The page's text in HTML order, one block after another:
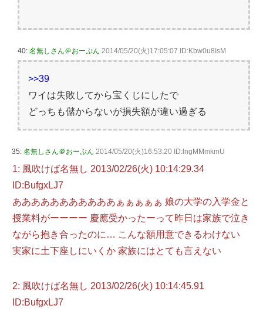
40: 名無しさん＠おーぷん 2014/05/20(火)17:05:07 ID:Kbw0u8IsM
>>39
ワイは失敗してから宝くじにしたで
どっちも儲からないが損失額が違い過ぎる
35: 名無しさん＠おーぷん 2014/05/20(火)16:53:20 ID:lngMMmkmU
1: 風吹けば名無し 2013/02/26(火) 10:14:29.34
ID:BufgxLJ7
あああああああああああぁぁぁぁぁ 娘の大学の入学金と
授業料がーーーー 慶應受かったーって昨日は家族で泣き
ながら抱き合ったのに… こんな額用意できるわけない
実家に土下座しにいくか 家族にはとても言えない
2: 風吹けば名無し 2013/02/26(火) 10:14:45.91
ID:BufgxLJ7